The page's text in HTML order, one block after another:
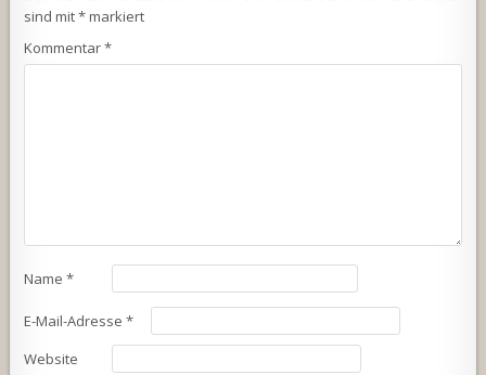
sind mit*markiert
Kommentar*
Name*
E-Mail-Adresse*
Website